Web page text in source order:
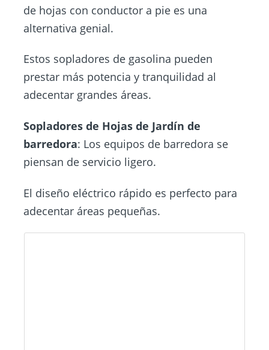
de hojas con conductor a pie es una
alternativa genial.
Estos sopladores de gasolina pueden
prestar más potencia y tranquilidad al
adecentar grandes áreas.
Sopladores de Hojas de Jardín de
barredora: Los equipos de barredora se
piensan de servicio ligero.
El diseño eléctrico rápido es perfecto para
adecentar áreas pequeñas.